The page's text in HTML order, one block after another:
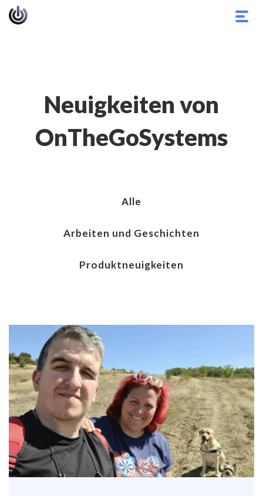
Neuigkeiten von
OnTheGoSystems
Alle
Arbeiten und Geschichten
Produktneuigkeiten